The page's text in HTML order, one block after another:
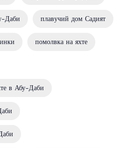
Даби плавучий дом Садият
помолвка на яхте
в Абу-Даби